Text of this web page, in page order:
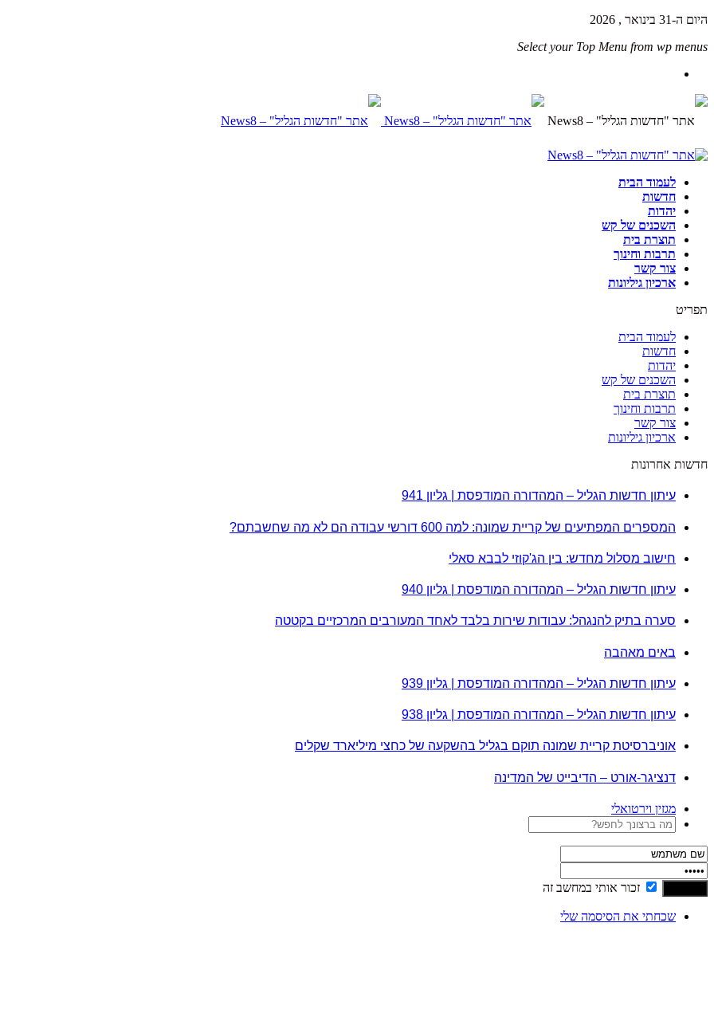
היום ה-31 בינואר , 2026
Select your Top Menu from wp menus
לעמוד הבית
חדשות
יהדות
השכנים של קש
תוצרת בית
תרבות וחינוך
צור קשר
ארכיון גיליונות
תפריט
לעמוד הבית
חדשות
יהדות
השכנים של קש
תוצרת בית
תרבות וחינוך
צור קשר
ארכיון גיליונות
חדשות אחרונות
עיתון חדשות הגליל – המהדורה המודפסת | גליון 941
המספרים המפתיעים של קריית שמונה: למה 600 דורשי עבודה הם לא מה שחשבתם?
חישוב מסלול מחדש: בין הג'קוזי לבבא סאלי
עיתון חדשות הגליל – המהדורה המודפסת | גליון 940
סערה בתיק להנגהל: עבודות שירות בלבד לאחד המעורבים המרכזיים בקטטה
באים מאהבה
עיתון חדשות הגליל – המהדורה המודפסת | גליון 939
עיתון חדשות הגליל – המהדורה המודפסת | גליון 938
אוניברסיטת קריית שמונה תוקם בגליל בהשקעה של כחצי מיליארד שקלים
דנציגר-אורט – הדיבייט של המדינה
מגזין וירטואלי
זכור אותי במחשב זה
שכחתי את הסיסמה שלי